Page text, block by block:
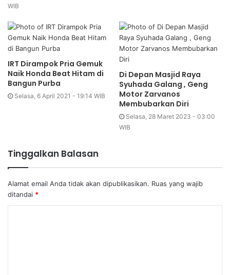
WIB
IRT Dirampok Pria Gemuk
Naik Honda Beat Hitam di
Bangun Purba
Selasa, 6 April 2021 - 19:14 WIB
Di Depan Masjid Raya
Syuhada Galang , Geng
Motor Zarvanos
Membubarkan Diri
Selasa, 28 Maret 2023 - 03:00
WIB
Tinggalkan Balasan
Alamat email Anda tidak akan dipublikasikan. Ruas yang wajib
ditandai *